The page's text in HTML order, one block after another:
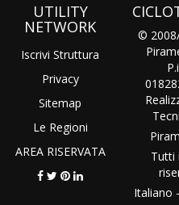
UTILITY
NETWORK
Iscrivi Struttura
Privacy
Sitemap
Le Regioni
AREA RISERVATA
©
Tutti
Italiano -